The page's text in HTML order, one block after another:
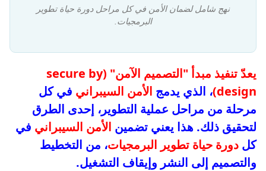
نهج شامل لضمان الأمن في كل مراحل دورة حياة تطوير
البرمجيات.
يعدّ تنفيذ مبدأ "التصميم الآمن" (secure by
design) ، الذي يدمج الأمن السيبراني في كل
مرحلة من مراحل عملية التطوير، إحدى الطرق
لتحقيق ذلك. هذا يعني تضمين الأمن السيبراني في
كل دورة حياة تطوير البرمجيات، من التخطيط
والتصميم إلى النشر وإيقاف التشغيل.